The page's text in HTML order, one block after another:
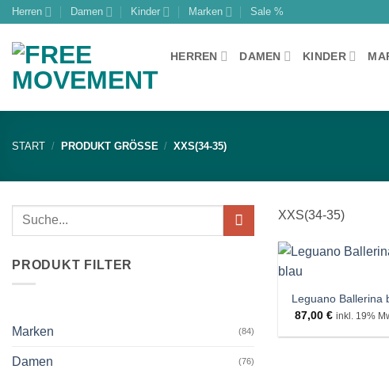
Zum
springen
Herren Damen Kinder Marken Sale %
HERREN DAMEN KINDER
START / PRODUKT GRÖSSE / XXS(34-35)
Suchen
PRODUKT FILTER
Marken (84)
Damen (76)
XXS(34-35)
Leguano Ballerina
87,00 € inkl. 19%